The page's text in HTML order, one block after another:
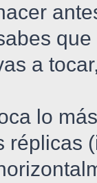
a
lo
réplicas